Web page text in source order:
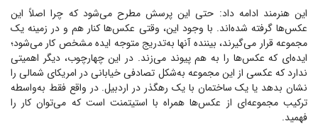
این هنرمند ادامه داد: حتی این پرسش مطرح می‌شود که چرا اصلاً این
عکس‌ها گرفته شده‌اند. با وجود این، وقتی عکس‌ها کنار هم و در زمینه یک
مجموعه قرار می‌گیرند، بیننده آنها به‌تدریج متوجه ایده مشخص کار می‌شود؛
ایده‌ای که عکس‌ها را به هم پیوند می‌زند. در این چهارچوب، دیگر اهمیتی
ندارد که عکسی از این مجموعه به‌شکل تصادفی خیابانی در امریکای شمالی را
نشان بدهد یا یک ساختمان با یک رهگذر در اردبیل. در واقع فقط به‌واسطه
ترکیب مجموعه‌ای از عکس‌ها همراه با استیتمنت است که می‌توان کار را
فهمید.